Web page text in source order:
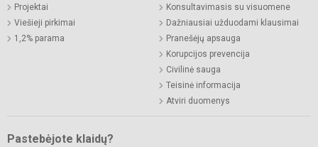
Projektai
Viešieji pirkimai
1,2% parama
Konsultavimasis su visuomene
Dažniausiai užduodami klausimai
Pranešėjų apsauga
Korupcijos prevencija
Civilinė sauga
Teisinė informacija
Atviri duomenys
Pastebėjote klaidų?